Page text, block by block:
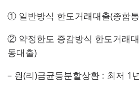
① 일반방식 한도거래대출(종합
② 약정한도 증감방식 한도거래
동대출)
– 원(리)금균등분할상환 : 최저 1